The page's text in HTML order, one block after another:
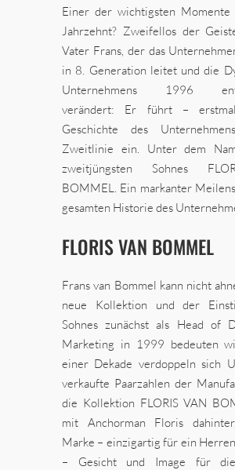
Einer der wichtigsten
Jahrzehnt? Zweifellos der
Vater Frans, der das
in 8. Generation leitet und die
Unternehmens 1996
verändert: Er führt –
Geschichte des
Zweitlinie ein. Unter dem
zweitjüngsten Sohnes
BOMMEL. Ein markanter
gesamten Historie des
FLORIS VAN BOMMEL
Frans van Bommel kann nicht
neue Kollektion und der
Sohnes zunächst als Head of
Marketing in 1999 bedeuten
einer Dekade verdoppeln sich
verkaufte Paarzahlen der
die Kollektion FLORIS VAN
mit Anchorman Floris
Marke – einzigartig für ein
– Gesicht und Image für